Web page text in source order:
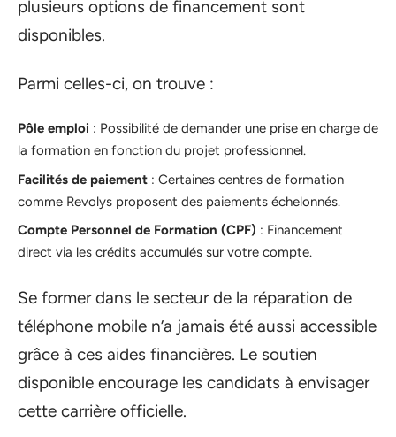
plusieurs options de financement sont
disponibles.
Parmi celles-ci, on trouve :
Pôle emploi : Possibilité de demander une prise en charge de
la formation en fonction du projet professionnel.
Facilités de paiement : Certaines centres de formation
comme Revolys proposent des paiements échelonnés.
Compte Personnel de Formation (CPF) : Financement
direct via les crédits accumulés sur votre compte.
Se former dans le secteur de la réparation de
téléphone mobile n’a jamais été aussi accessible
grâce à ces aides financières. Le soutien
disponible encourage les candidats à envisager
cette carrière officielle.